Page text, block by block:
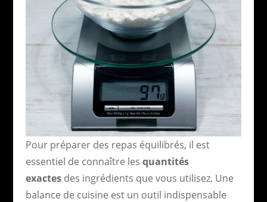
Pour préparer des repas équilibrés, il est
essentiel de connaître les quantités
exactesdes ingrédients que vous utilisez. Une
balance de cuisine est un outil indispensable